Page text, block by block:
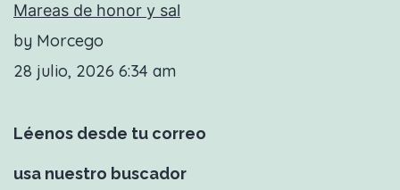
Mareas de honor y sal
by Morcego
28 julio, 2026 6:34 am
Léenos desde tu correo
usa nuestro buscador